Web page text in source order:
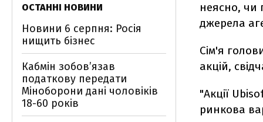
неясно, чи
джерела
Сім'я
акцій,
"Акції
ринкова
ОСТАННІ НОВИНИ
Новини 6 серпня: Росія
нищить бізнес
Кабмін зобовʼязав
податкову передати
Міноборони дані чоловіків
18-60 років